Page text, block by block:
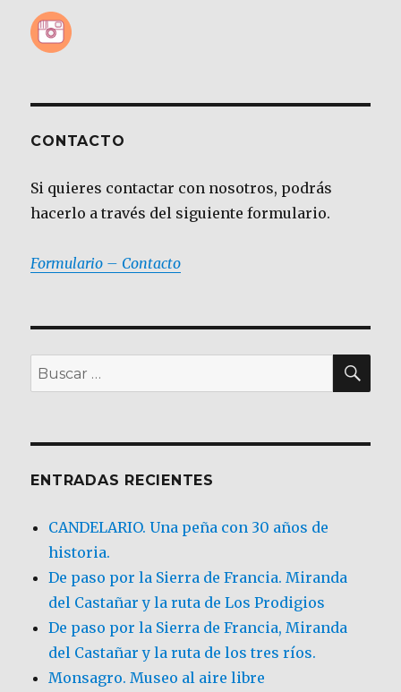
CONTACTO
Si quieres contactar con nosotros, podrás
hacerlo a través del siguiente formulario.
Formulario – Contacto
Buscar
por:
ENTRADAS RECIENTES
CANDELARIO. Una peña con 30 años de
historia.
De paso por la Sierra de Francia. Miranda
del Castañar y la ruta de Los Prodigios
De paso por la Sierra de Francia, Miranda
del Castañar y la ruta de los tres ríos.
Monsagro. Museo al aire libre